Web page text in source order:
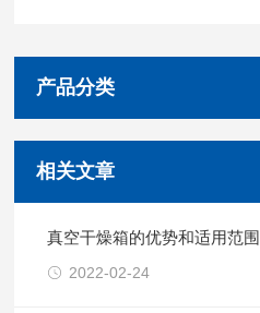
产品分类
相关文章
真空干燥箱的优势和适用范围
2022-02-24